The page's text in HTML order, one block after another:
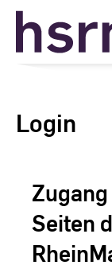
Skip
Content
Login
Seiten